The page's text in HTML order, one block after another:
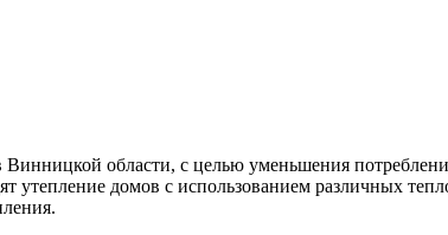
области, с целью уменьшения
утепление домов с использованием различных